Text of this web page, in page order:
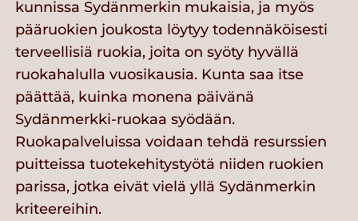
kunnissa Sydänmerkin mukaisia, ja myös
pääruokien joukosta löytyy todennäköisesti
terveellisiä ruokia, joita on syöty hyvällä
ruokahalulla vuosikausia. Kunta saa itse
päättää, kuinka monena päivänä
Sydänmerkki-ruokaa syödään.
Ruokapalveluissa voidaan tehdä resurssien
puitteissa tuotekehitystyötä niiden ruokien
parissa, jotka eivät vielä yllä Sydänmerkin
kriteereihin.